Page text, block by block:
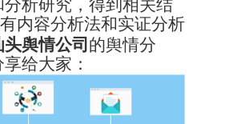
析研究，得到相关结
内容分析法和实证分析
头舆情公司 的舆情分
给大家：